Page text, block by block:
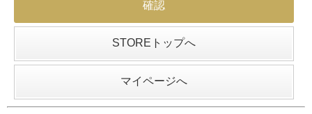
STOREトップへ
マイページへ